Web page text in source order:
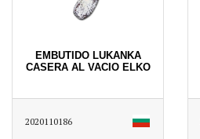
EMBUTIDO LUKANKA
CASERA AL VACIO ELKO
2020110186